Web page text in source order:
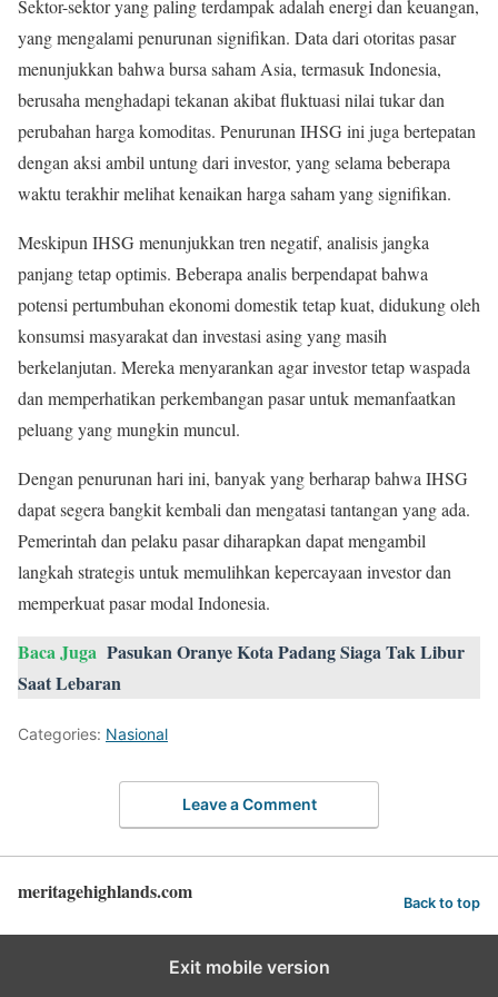
Sektor-sektor yang paling terdampak adalah energi dan keuangan,
yang mengalami penurunan signifikan. Data dari otoritas pasar
menunjukkan bahwa bursa saham Asia, termasuk Indonesia,
berusaha menghadapi tekanan akibat fluktuasi nilai tukar dan
perubahan harga komoditas. Penurunan IHSG ini juga bertepatan
dengan aksi ambil untung dari investor, yang selama beberapa
waktu terakhir melihat kenaikan harga saham yang signifikan.
Meskipun IHSG menunjukkan tren negatif, analisis jangka
panjang tetap optimis. Beberapa analis berpendapat bahwa
potensi pertumbuhan ekonomi domestik tetap kuat, didukung oleh
konsumsi masyarakat dan investasi asing yang masih
berkelanjutan. Mereka menyarankan agar investor tetap waspada
dan memperhatikan perkembangan pasar untuk memanfaatkan
peluang yang mungkin muncul.
Dengan penurunan hari ini, banyak yang berharap bahwa IHSG
dapat segera bangkit kembali dan mengatasi tantangan yang ada.
Pemerintah dan pelaku pasar diharapkan dapat mengambil
langkah strategis untuk memulihkan kepercayaan investor dan
memperkuat pasar modal Indonesia.
Baca Juga Pasukan Oranye Kota Padang Siaga Tak Libur
Saat Lebaran
Categories: Nasional
Leave a Comment
meritagehighlands.com Back to top
Exit mobile version